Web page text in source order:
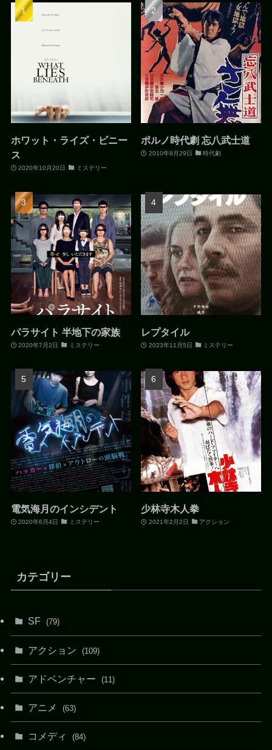
ホワット・ライズ・ビニー
ス
2020年10月20日 ミステリー
ポルノ時代劇 忘八武士道
2010年8月29日 時代劇
パラサイト 半地下の家族
2020年7月2日 ミステリー
レプタイル
2023年11月5日 ミステリー
電気海月のインシデント
2020年6月4日 ミステリー
少林寺木人拳
2021年2月2日 アクション
カテゴリー
SF (79)
アクション (109)
アドベンチャー (11)
アニメ (63)
コメディ (84)